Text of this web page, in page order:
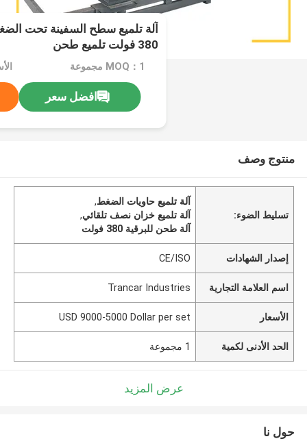
آلة تلميع سطح السفينة تحت
380 فولت تلميع طحن
MOQ：1 مجموعة
افضل سعر
منتوج وصف
تسليط الضوء:
آلة تلميع حاويات الضغط,
آلة تلميع خزان نصف تلقائي,
آلة طحن للبرقية 380 فولت
إصدار الشهادات CE/ISO
اسم العلامة التجارية Trancar Industries
الأسعار USD 9000-5000 Dollar per set
الحد الأدنى لكمية 1 مجموعة
عرض المزيد
حول نا